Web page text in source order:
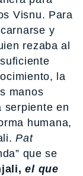
Visnu. Para
y
rezaba al
la
manos
serpiente en
humana,
Pat
que se
el que